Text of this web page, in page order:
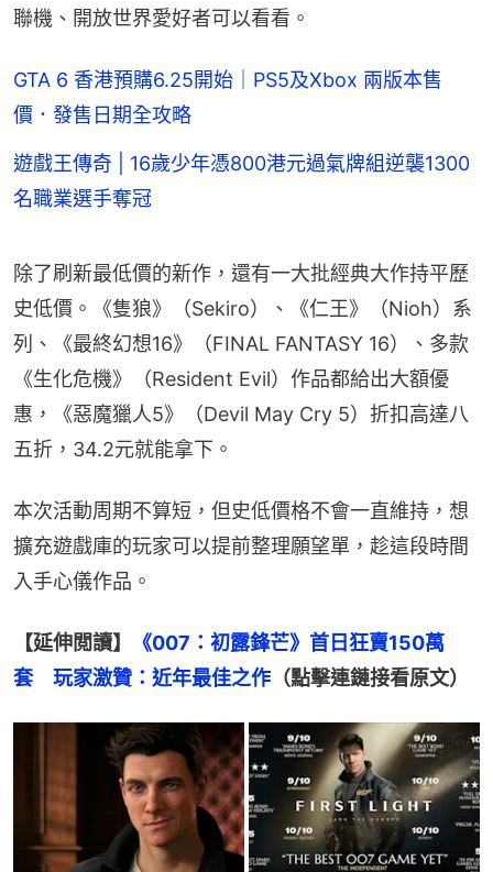
聯機、開放世界愛好者可以看看。
GTA 6 香港預購6.25開始｜PS5及Xbox 兩版本售
價．發售日期全攻略
遊戲王傳奇 | 16歲少年憑800港元過氣牌組逆襲1300
名職業選手奪冠
除了刷新最低價的新作，還有一大批經典大作持平歷
史低價。《隻狼》（Sekiro）、《仁王》（Nioh）系
列、《最終幻想16》（FINAL FANTASY 16）、多款
《生化危機》（Resident Evil）作品都給出大額優
惠，《惡魔獵人5》（Devil May Cry 5）折扣高達八
五折，34.2元就能拿下。
本次活動周期不算短，但史低價格不會一直維持，想
擴充遊戲庫的玩家可以提前整理願望單，趁這段時間
入手心儀作品。
【延伸閲讀】
《007：初露鋒芒》首日狂賣150萬
套　玩家激贊：近年最佳之作 （點擊連鏈接看原文）